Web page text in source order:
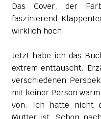
Das Cover, der
faszinierend
wirklich hoch.
Jetzt habe ich das
extrem enttäuscht.
verschiedenen
mit keiner Person
von. Ich hatte nicht